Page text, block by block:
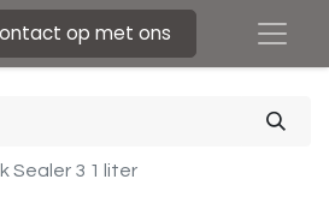
op met ons
Sealer 3 1 liter